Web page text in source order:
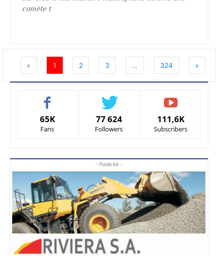
comète t
« 1 2 3 … 324 »
65K
Fans
77 624
Followers
111,6K
Subscribers
- Publicité -